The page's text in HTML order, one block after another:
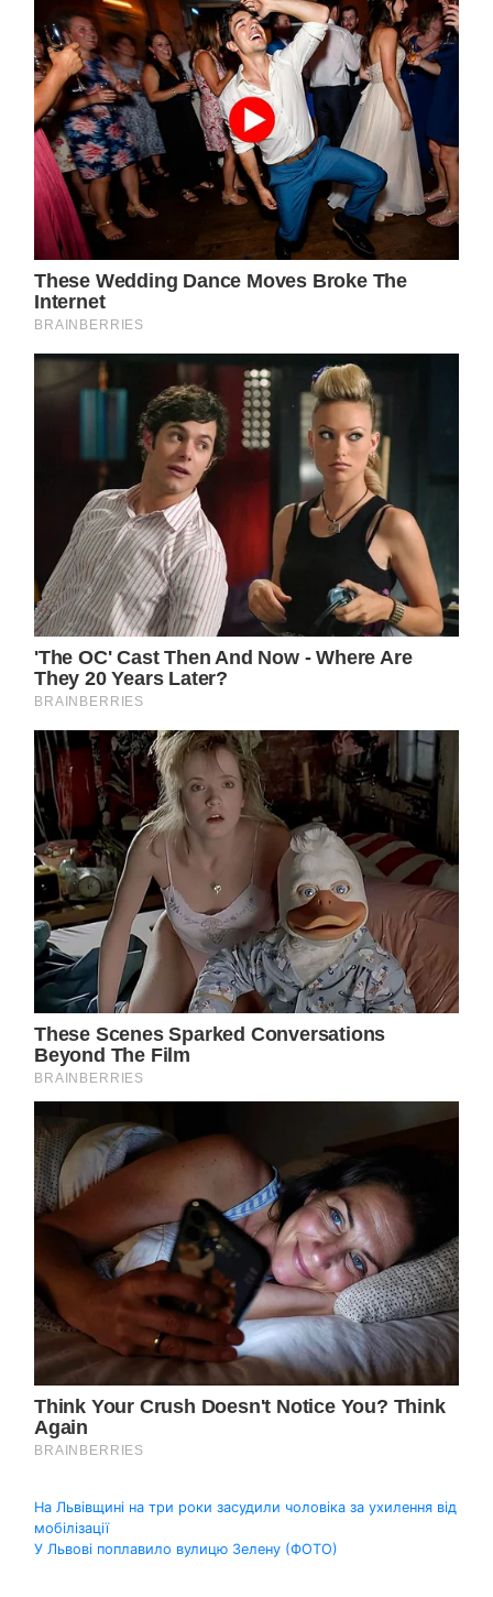
Навігація
записів
На Львівщині на три роки засудили чоловіка за ухилення від
мобілізації
У Львові поплавило вулицю Зелену (ФОТО)